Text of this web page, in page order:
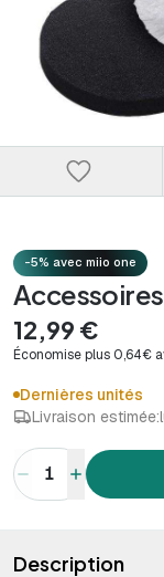
-5% avec miio one
12,99 €
Économise plus 0,64€
Dernières unités
Livraison estimée:
1
Description